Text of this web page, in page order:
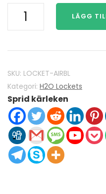
Water
Mermaids
H2O
Locket
925
Sterling
Silver
med
Airblue
LÄGG
SKU: LOCKET-AIRBL
Kategori: H2O Lockets
Sprid kärleken